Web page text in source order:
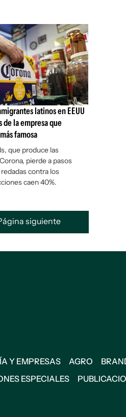
latinos en EEUU
de la empresa que
famosa
que produce las
pierde a pasos
contra los
caen 40%.
siguiente
Y EMPRESAS AGRO
ESPECIALES